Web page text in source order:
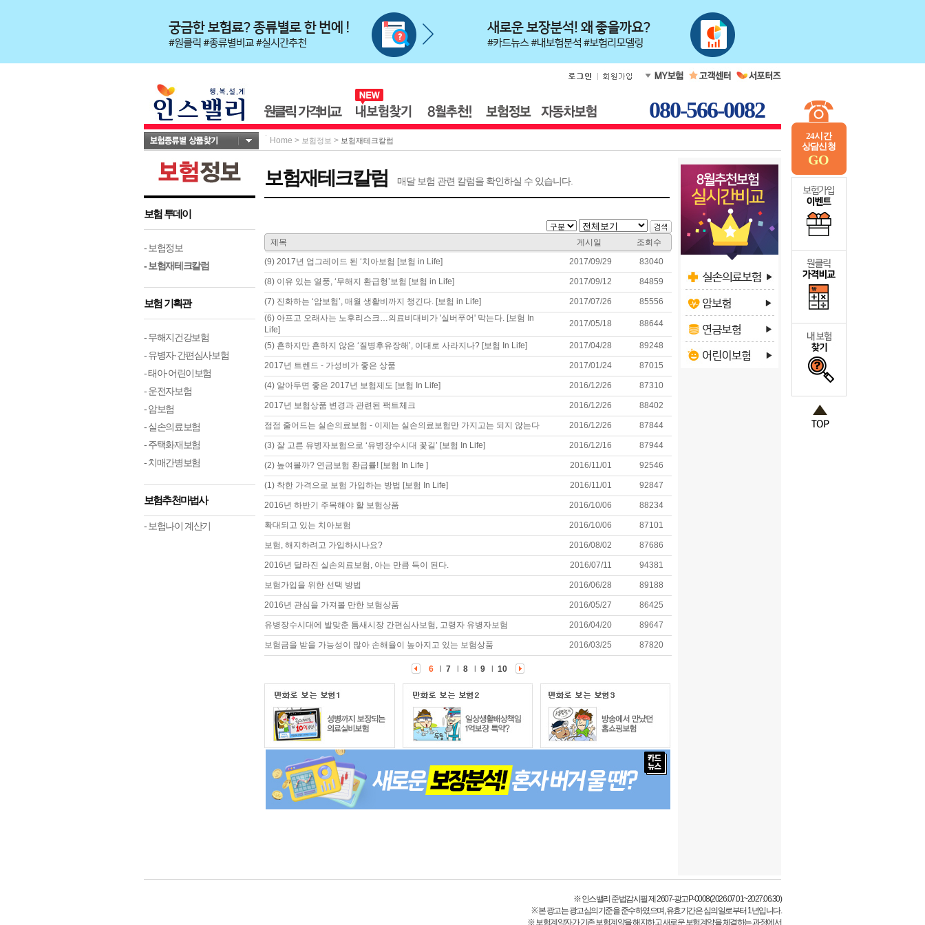
24시간
상담신청
GO
080-566-0082
Home > 보험정보 > 보험재테크칼럼
보험 투데이
- 보험정보
- 보험재테크칼럼
보험 기획관
- 무해지건강보험
- 유병자·간편심사보험
- 태아·어린이보험
- 운전자보험
- 암보험
- 실손의료보험
- 주택화재보험
- 치매간병보험
보험추천마법사
- 보험나이 계산기
보험재테크칼럼 매달 보험 관련 칼럼을 확인하실 수 있습니다.
제목 게시일
조회수
(9) 2017년 업그레이드 된 ‘치아보험 [보험 in Life]
2017/09/29 83040
(8) 이유 있는 열풍, ‘무해지 환급형’보험 [보험 in Life] 2017/09/12 84859
(7) 진화하는 ‘암보험’, 매월 생활비까지 챙긴다. [보험 in Life] 2017/07/26
85556
(6) 아프고 오래사는 노후리스크…의료비대비가 '실버푸어' 막는다. [보험 In
Life]
2017/05/18 88644
(5) 흔하지만 흔하지 않은 ‘질병후유장해’, 이대로 사라지나? [보험 In Life] 2017/04/28 89248
2017년 트렌드 - 가성비가 좋은 상품 2017/01/24 87015
(4) 알아두면 좋은 2017년 보험제도 [보험 In Life] 2016/12/26 87310
2017년 보험상품 변경과 관련된 팩트체크 2016/12/26 88402
점점 줄어드는 실손의료보험 - 이제는 실손의료보험만 가지고는 되지 않는다 2016/12/26 87844
(3) 잘 고른 유병자보험으로 ‘유병장수시대 꽃길’ [보험 In Life] 2016/12/16 87944
(2) 높여볼까? 연금보험 환급률! [보험 In Life ] 2016/11/01 92546
(1) 착한 가격으로 보험 가입하는 방법 [보험 In Life] 2016/11/01 92847
2016년 하반기 주목해야 할 보험상품 2016/10/06 88234
확대되고 있는 치아보험 2016/10/06 87101
보험, 해지하려고 가입하시나요? 2016/08/02 87686
2016년 달라진 실손의료보험, 아는 만큼 득이 된다. 2016/07/11 94381
보험가입을 위한 선택 방법 2016/06/28 89188
2016년 관심을 가져볼 만한 보험상품 2016/05/27 86425
유병장수시대에 발맞춘 틈새시장 간편심사보험, 고령자 유병자보험 2016/04/20 89647
보험금을 받을 가능성이 많아 손해율이 높아지고 있는 보험상품 2016/03/25 87820
6 7 8 9 10
※ 인스밸리 준법감시필 제 2607-광고P-0008(2026.07.01~2027.06.30)
※ 본 광고는 광고심의기준을 준수하였으며, 유효기간은 심의일로부터 1년입니다.
※ 보험계약자가 기존 보험계약을 해지하고 새로운 보험계약을 체결하는 과정에서